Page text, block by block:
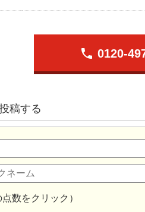
phone 0120-
稿する
数をクリック）